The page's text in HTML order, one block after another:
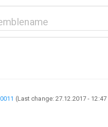
(Last change:27.12.2017 - 12:47